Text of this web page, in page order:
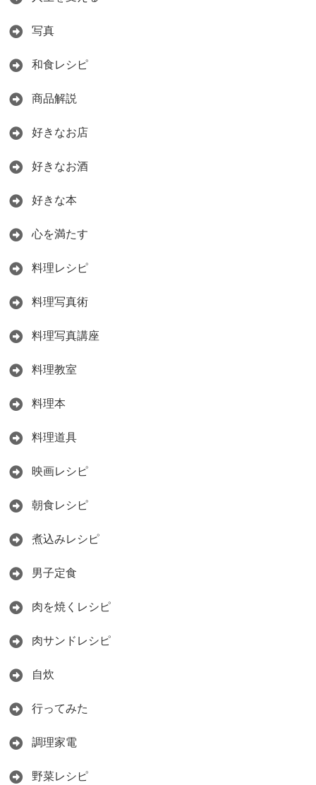
写真
和食レシピ
商品解説
好きなお店
好きなお酒
好きな本
心を満たす
料理レシピ
料理写真術
料理写真講座
料理教室
料理本
料理道具
映画レシピ
朝食レシピ
煮込みレシピ
男子定食
肉を焼くレシピ
肉サンドレシピ
自炊
行ってみた
調理家電
野菜レシピ